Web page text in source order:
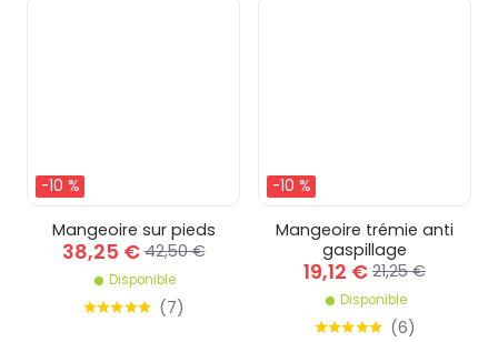
-10 %
Mangeoire sur pieds
38,25 € 42,50 €
Disponible
(7)
-10 %
Mangeoire trémie anti
gaspillage
19,12 € 21,25 €
Disponible
(6)